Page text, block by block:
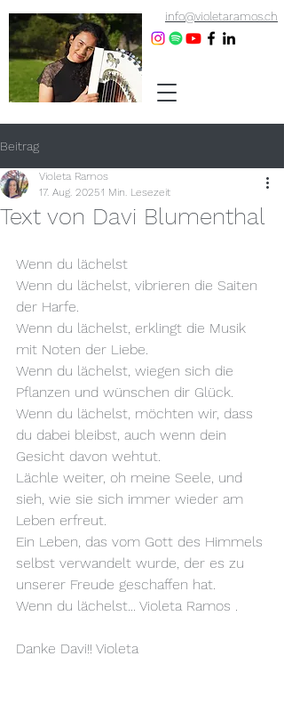
info@violetaramos.ch
Beitrag
Text von Davi Blumenthal
Violeta Ramos
17. Aug. 20251 Min. Lesezeit
Wenn du lächelst
Wenn du lächelst, vibrieren die Saiten
der Harfe.
Wenn du lächelst, erklingt die Musik
mit Noten der Liebe.
Wenn du lächelst, wiegen sich die
Pflanzen und wünschen dir Glück.
Wenn du lächelst, möchten wir, dass
du dabei bleibst, auch wenn dein
Gesicht davon wehtut.
Lächle weiter, oh meine Seele, und
sieh, wie sie sich immer wieder am
Leben erfreut.
Ein Leben, das vom Gott des Himmels
selbst verwandelt wurde, der es zu
unserer Freude geschaffen hat.
Wenn du lächelst... Violeta Ramos .
Danke Davi!! Violeta